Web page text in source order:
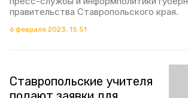
правительства Ставропольского края.
6 февраля 2023, 15:51
Ставропольские учителя